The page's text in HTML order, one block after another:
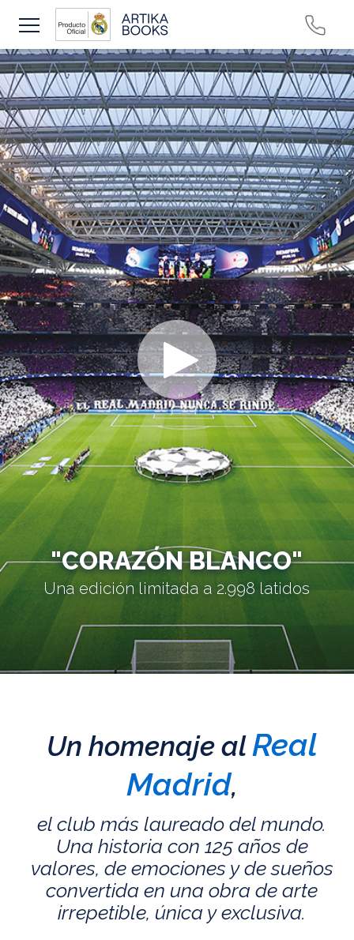
"CORAZÓN BLANCO"
Una edición limitada a 2.998 latidos
Un homenaje alReal
Madrid,
el club más laureado del mundo.
Una historia con 125 años de
valores, de emociones y de sueños
convertida en una obra de arte
irrepetible, única y exclusiva.